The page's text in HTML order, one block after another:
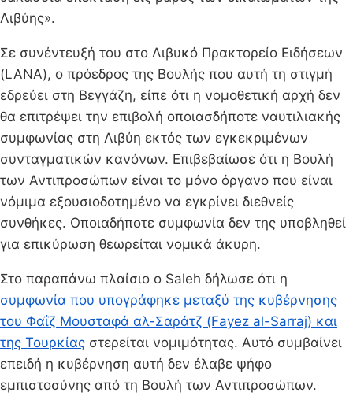
Λιβύης».
Σε συνέντευξή του στο Λιβυκό Πρακτορείο Ειδήσεων
(LANA), ο πρόεδρος της Βουλής που αυτή τη στιγμή
εδρεύει στη Βεγγάζη, είπε ότι η νομοθετική αρχή δεν
θα επιτρέψει την επιβολή οποιασδήποτε ναυτιλιακής
συμφωνίας στη Λιβύη εκτός των εγκεκριμένων
συνταγματικών κανόνων. Επιβεβαίωσε ότι η Βουλή
των Αντιπροσώπων είναι το μόνο όργανο που είναι
νόμιμα εξουσιοδοτημένο να εγκρίνει διεθνείς
συνθήκες. Οποιαδήποτε συμφωνία δεν της υποβληθεί
για επικύρωση θεωρείται νομικά άκυρη.
Στο παραπάνω πλαίσιο ο Saleh δήλωσε ότι η
συμφωνία που υπογράφηκε μεταξύ της κυβέρνησης
του Φαΐζ Μουσταφά αλ-Σαράτζ (Fayez al-Sarraj) και
της Τουρκίας στερείται νομιμότητας. Αυτό συμβαίνει
επειδή η κυβέρνηση αυτή δεν έλαβε ψήφο
εμπιστοσύνης από τη Βουλή των Αντιπροσώπων.